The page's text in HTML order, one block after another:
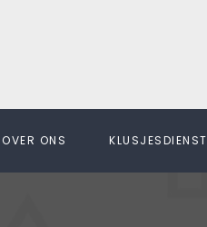
OVER ONS KLUSJESDIENST